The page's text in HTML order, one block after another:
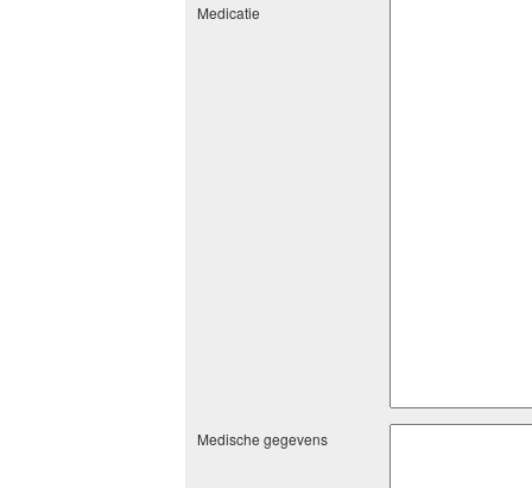
Medicatie
Medische gegevens